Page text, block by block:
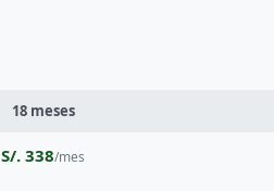
18 meses
S/. 338/mes